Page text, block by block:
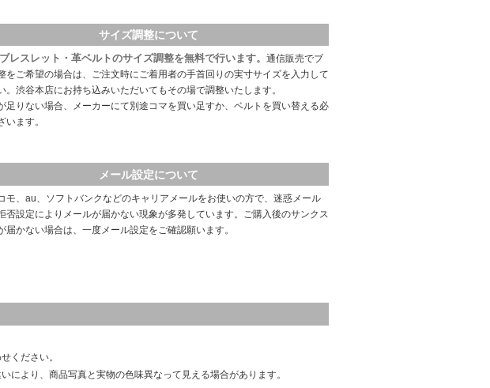
サイズ調整について
レスレット・革ベルトのサイズ調整を無料で行います。 通信販売でブ
をご希望の場合は、ご注文時にご着用者の手首回りの実寸サイズを入力して
。渋谷本店にお持ち込みいただいてもその場で調整いたします。
足りない場合、メーカーにて別途コマを買い足すか、ベルトを買い替える必
います。
メール設定について
モ、au、ソフトバンクなどのキャリアメールをお使いの方で、迷惑メール
否設定によりメールが届かない現象が多発しています。ご購入後のサンクス
届かない場合は、一度メール設定をご確認願います。
ください。
により、商品写真と実物の色味異なって見える場合があります。